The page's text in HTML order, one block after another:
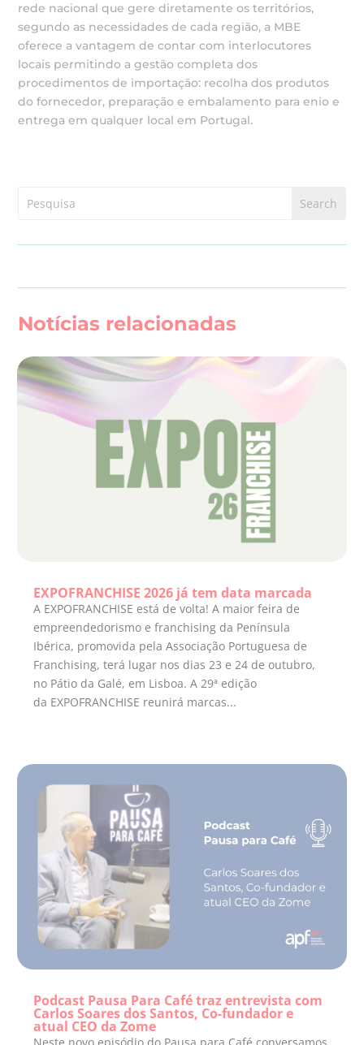
rede nacional que gere diretamente os territórios,
segundo as necessidades de cada região, a MBE
oferece a vantagem de contar com interlocutores
locais permitindo a gestão completa dos
procedimentos de importação: recolha dos produtos
do fornecedor, preparação e embalamento para enio e
entrega em qualquer local em Portugal.
Notícias relacionadas
EXPOFRANCHISE 2026 já tem data marcada
A EXPOFRANCHISE está de volta! A maior feira de
empreendedorismo e franchising da Península
Ibérica, promovida pela Associação Portuguesa de
Franchising, terá lugar nos dias 23 e 24 de outubro,
no Pátio da Galé, em Lisboa. A 29ª edição
da EXPOFRANCHISE reunirá marcas...
Podcast Pausa Para Café traz entrevista com
Carlos Soares dos Santos, Co-fundador e
atual CEO da Zome